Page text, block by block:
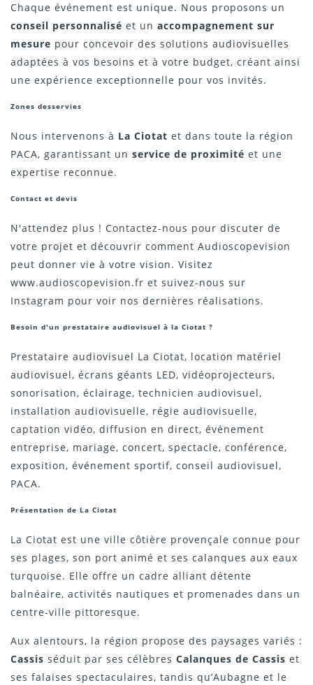
Chaque événement est unique. Nous proposons un
conseil personnalisé et un accompagnement sur
mesure pour concevoir des solutions audiovisuelles
adaptées à vos besoins et à votre budget, créant ainsi
une expérience exceptionnelle pour vos invités.
Zones desservies
Nous intervenons à La Ciotat et dans toute la région
PACA, garantissant un service de proximité et une
expertise reconnue.
Contact et devis
N'attendez plus ! Contactez-nous pour discuter de
votre projet et découvrir comment Audioscopevision
peut donner vie à votre vision. Visitez
www.audioscopevision.fr et suivez-nous sur
Instagram pour voir nos dernières réalisations.
Besoin d'un prestataire audiovisuel à la Ciotat ?
Prestataire audiovisuel La Ciotat, location matériel
audiovisuel, écrans géants LED, vidéoprojecteurs,
sonorisation, éclairage, technicien audiovisuel,
installation audiovisuelle, régie audiovisuelle,
captation vidéo, diffusion en direct, événement
entreprise, mariage, concert, spectacle, conférence,
exposition, événement sportif, conseil audiovisuel,
PACA.
Présentation de La Ciotat
La Ciotat est une ville côtière provençale connue pour
ses plages, son port animé et ses calanques aux eaux
turquoise. Elle offre un cadre alliant détente
balnéaire, activités nautiques et promenades dans un
centre-ville pittoresque.
Aux alentours, la région propose des paysages variés :
Cassis séduit par ses célèbres Calanques de Cassis et
ses falaises spectaculaires, tandis qu’Aubagne et le